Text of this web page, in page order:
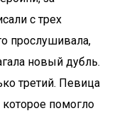
с трех
прослушивала,
новый дубль.
третий. Певица
помогло